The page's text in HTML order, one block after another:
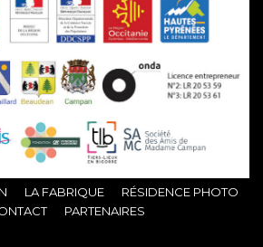
LA FABRIQUE
RÉSIDENCE PHOTO
PARTENAIRES